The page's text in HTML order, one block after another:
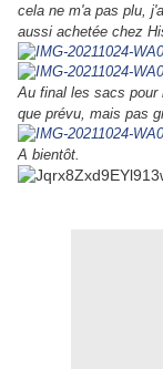
cela ne m'a pas plu,
aussi achetée chez
Au final les sacs pour
que prévu, mais pas
A bientôt.